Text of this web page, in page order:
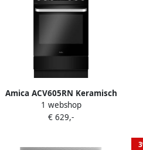
Amica ACV605RN Keramisch
Fornuis met aangesloten 3
Fasekabel Airfry 50 cm B
1 webshop
€ 629,-